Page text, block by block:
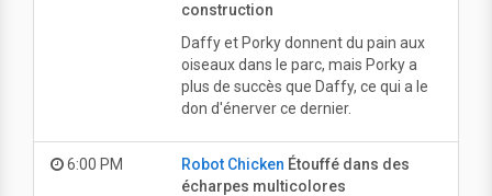
construction
Daffy et Porky donnent du pain aux
oiseaux dans le parc, mais Porky a
plus de succès que Daffy, ce qui a le
don d'énerver ce dernier.
6:00 PM Robot Chicken Étouffé dans des
écharpes multicolores